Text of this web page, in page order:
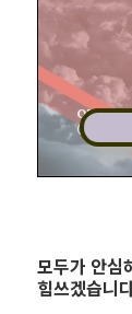
모두가 안심
힘쓰겠습니